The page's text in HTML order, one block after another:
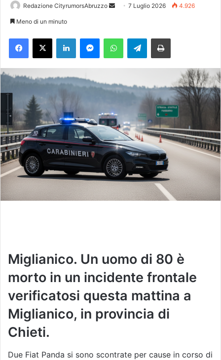
Redazione CityrumorsAbruzzo
a
'
m
a
i
l
7 Luglio 2026 4.926
Meno di un minuto
Telegram
Miglianico. Un uomo di 80 è
morto in un incidente frontale
verificatosi questa mattina a
Miglianico, in provincia di
Chieti.
Due Fiat Panda si sono scontrate per cause in corso di